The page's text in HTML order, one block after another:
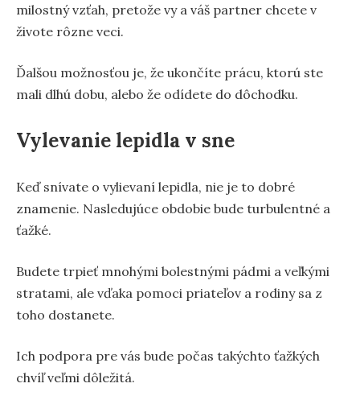
milostný vzťah, pretože vy a váš partner chcete v
živote rôzne veci.
Ďalšou možnosťou je, že ukončíte prácu, ktorú ste
mali dlhú dobu, alebo že odídete do dôchodku.
Vylevanie lepidla v sne
Keď snívate o vylievaní lepidla, nie je to dobré
znamenie. Nasledujúce obdobie bude turbulentné a
ťažké.
Budete trpieť mnohými bolestnými pádmi a veľkými
stratami, ale vďaka pomoci priateľov a rodiny sa z
toho dostanete.
Ich podpora pre vás bude počas takýchto ťažkých
chvíľ veľmi dôležitá.